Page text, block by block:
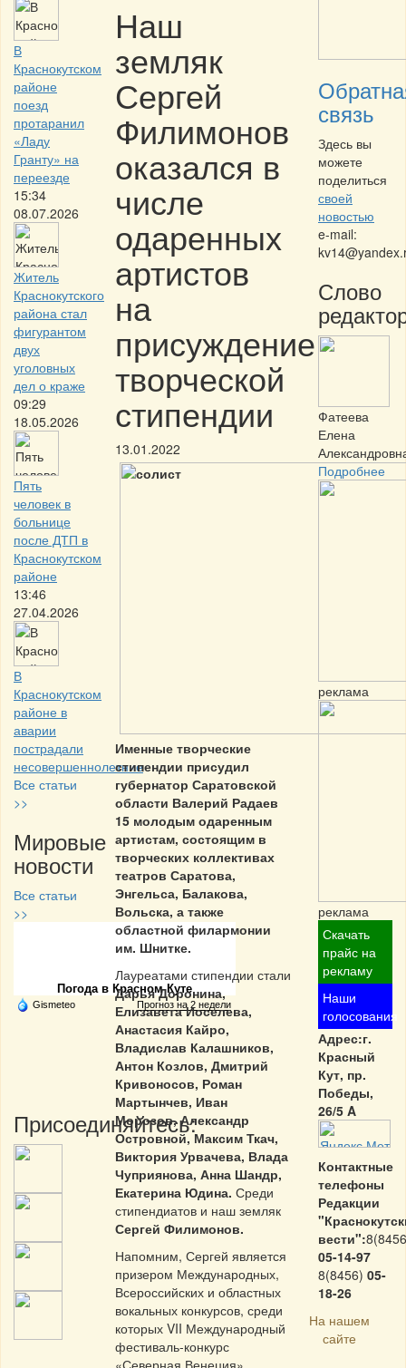
В
Краснокутском
районе
поезд
протаранил
«Ладу
Гранту» на
переезде
15:34
08.07.2026
Житель
Краснокутского
района стал
фигурантом
двух
уголовных
дел о краже
09:29
18.05.2026
Пять
человек в
больнице
после ДТП в
Краснокутском
районе
13:46
27.04.2026
В
Краснокутском
районе в
аварии
пострадали
несовершеннолетние
Все статьи
>>
Мировые
новости
Все статьи
>>
Частная реклама
Погода в Красном Куте
Gismeteo Прогноз на 2 недели
Присоединяйтесь:
Наш
земляк
Сергей
Филимонов
оказался в
числе
одаренных
артистов
на
присуждение
творческой
стипендии
13.01.2022
Именные творческие
стипендии присудил
губернатор Саратовской
области Валерий Радаев
15 молодым одаренным
артистам, состоящим в
творческих коллективах
театров Саратова,
Энгельса, Балакова,
Вольска, а также
областной филармонии
им. Шнитке.
Лауреатами стипендии стали
Дарья Доронина,
Елизавета Иоселева,
Анастасия Кайро,
Владислав Калашников,
Антон Козлов, Дмитрий
Кривоносов, Роман
Мартынчев, Иван
Морозов, Александр
Островной, Максим Ткач,
Виктория Урвачева, Влада
Чуприянова, Анна Шандр,
Екатерина Юдина. Среди
стипендиатов и наш земляк
Сергей Филимонов.
Напомним, Сергей является
призером Международных,
Всероссийских и областных
вокальных конкурсов, среди
которых VII Международный
фестиваль-конкурс
связь
Здесь вы
можете
поделиться
своей
новостью
e-mail:
Слово
Фатеева
Елена
Подробнее
реклама
реклама
Скачать
прайс на
рекламу
Наши
голосования
Адрес:г.
Красный
Кут, пр.
Победы,
26/5 A
Контактные
телефоны
Редакции
вести":
05-14-97
8(8456) 05-
18-26
На нашем
сайте